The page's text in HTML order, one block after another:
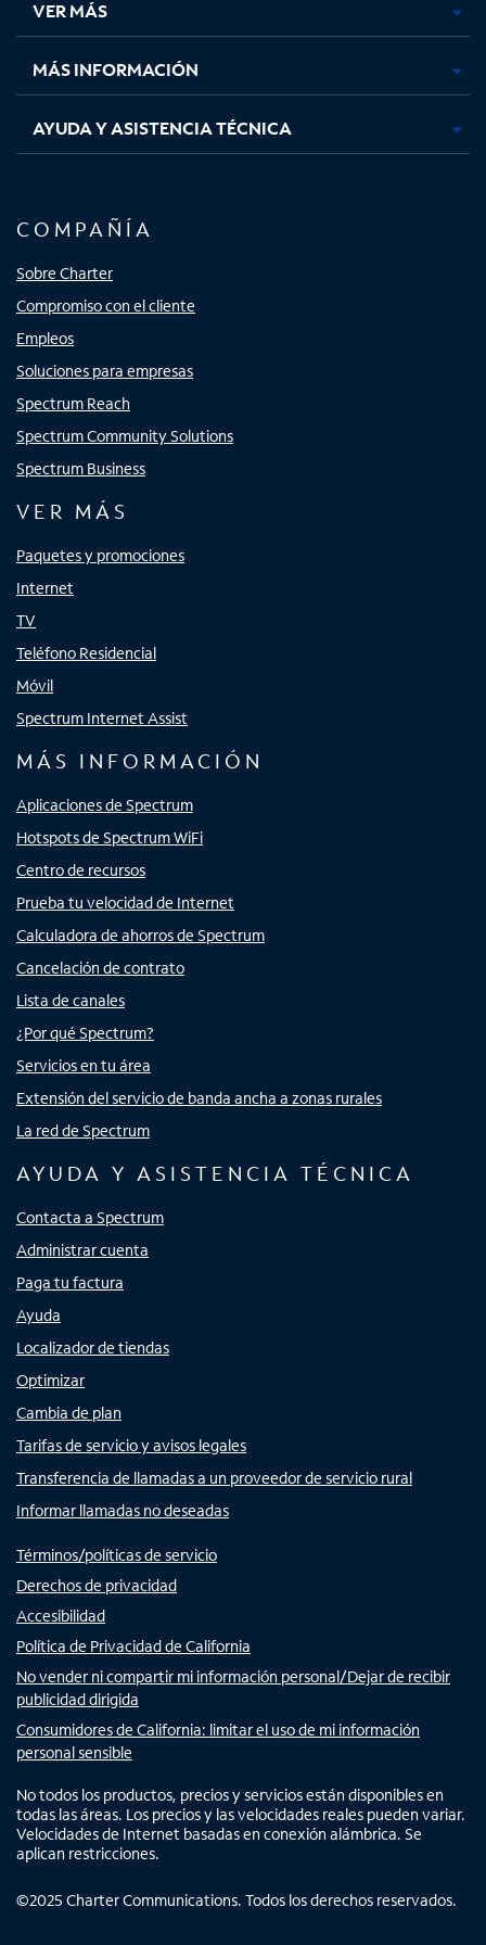
pestaña
nueva
pestaña
nueva
pestaña
nuevanueva
VER MÁS
MÁS INFORMACIÓN
AYUDA Y ASISTENCIA TÉCNICA
COMPAÑÍA
Sobre Charter
Compromiso con el cliente
Empleos
Soluciones para empresas
Spectrum Reach
Spectrum Community Solutions
Spectrum Business
VER MÁS
Paquetes y promociones
Internet
TV
Teléfono Residencial
Móvil
Spectrum Internet Assist
MÁS INFORMACIÓN
Aplicaciones de Spectrum
Hotspots de Spectrum WiFi
Centro de recursos
Prueba tu velocidad de Internet
Calculadora de ahorros de Spectrum
Cancelación de contrato
Lista de canales
¿Por qué Spectrum?
Servicios en tu área
Extensión del servicio de banda ancha a zonas rurales
La red de Spectrum
AYUDA Y ASISTENCIA TÉCNICA
Contacta a Spectrum
Administrar cuenta
Paga tu factura
Ayuda
Localizador de tiendas
Optimizar
Cambia de plan
Tarifas de servicio y avisos legales
Transferencia de llamadas a un proveedor de servicio rural
Informar llamadas no deseadas
Términos/políticas de servicio
Derechos de privacidad
Accesibilidad
Política de Privacidad de California
No vender ni compartir mi información personal/Dejar de recibir
publicidad dirigida
Consumidores de California: limitar el uso de mi información
personal sensible
No todos los productos, precios y servicios están disponibles en
todas las áreas. Los precios y las velocidades reales pueden variar.
Velocidades de Internet basadas en conexión alámbrica. Se
aplican restricciones.
©2025 Charter Communications. Todos los derechos reservados.